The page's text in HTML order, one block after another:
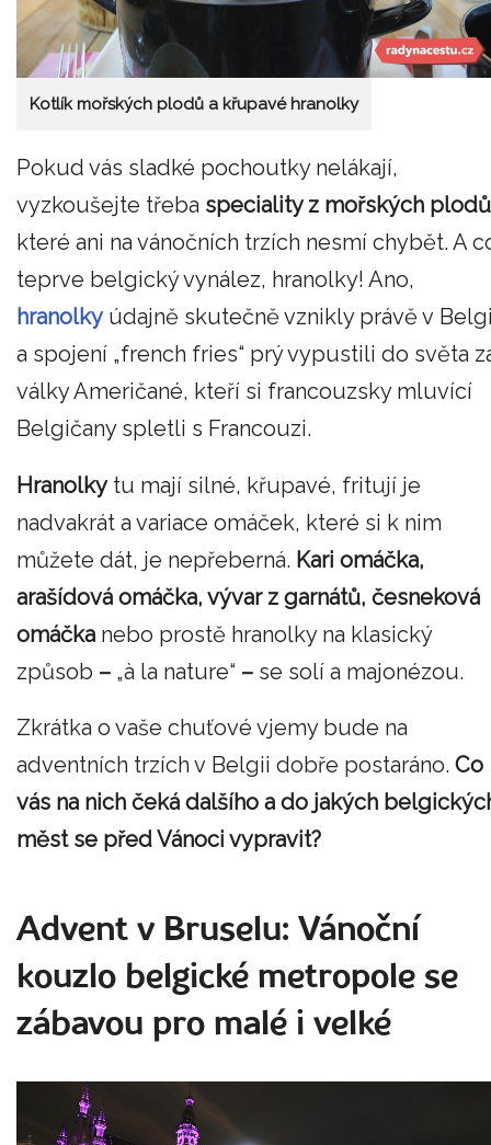
Kotlík mořských plodů a křupavé hranolky
Pokud vás sladké pochoutky nelákají,
vyzkoušejte třeba speciality z mořských plodů
které ani na vánočních trzích nesmí chybět. A
teprve belgický vynález, hranolky! Ano,
hranolkyúdajně skutečně vznikly právě v
a spojení „french fries“ prý vypustili do světa
války Američané, kteří si francouzsky mluvící
Belgičany spletli s Francouzi.
Hranolkytu mají silné, křupavé, fritují je
nadvakrát a variace omáček, které si k nim
můžete dát, je nepřeberná. Kari omáčka,
arašídová omáčka, vývar z garnátů, česneková
omáčka nebo prostě hranolky na klasický
způsob – „à la nature“ – se solí a majonézou.
Zkrátka o vaše chuťové vjemy bude na
adventních trzích v Belgii dobře postaráno. Co
vás na nich čeká dalšího a do jakých
měst se před Vánoci vypravit?
Advent v Bruselu: Vánoční
kouzlo belgické metropole se
zábavou pro malé i velké